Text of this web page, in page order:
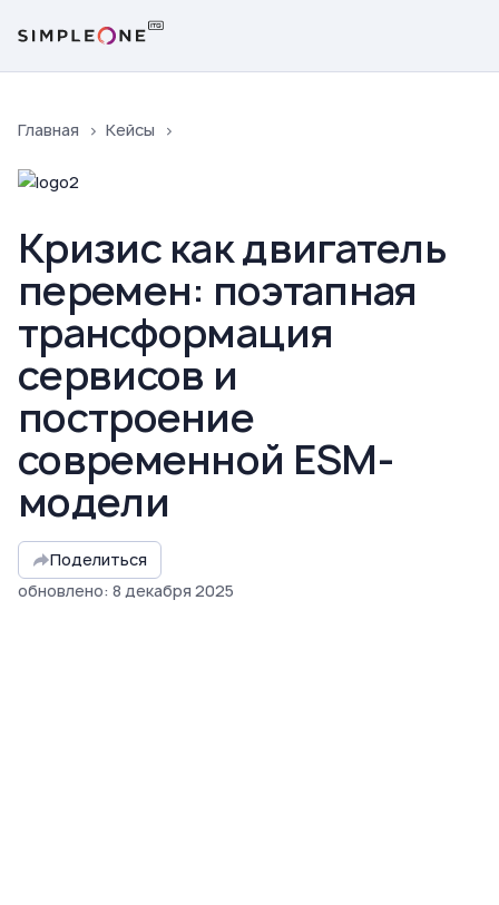
Главная Кейсы
Кризис как двигатель
перемен: поэтапная
трансформация
сервисов и
построение
современной ESM-
модели
Поделиться
обновлено: 8 декабря 2025